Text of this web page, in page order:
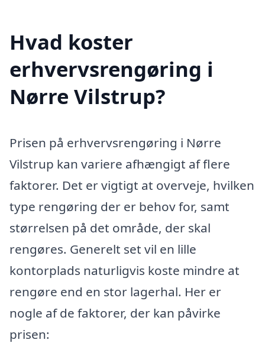
Hvad koster
erhvervsrengøring i
Nørre Vilstrup?
Prisen på erhvervsrengøring i Nørre
Vilstrup kan variere afhængigt af flere
faktorer. Det er vigtigt at overveje, hvilken
type rengøring der er behov for, samt
størrelsen på det område, der skal
rengøres. Generelt set vil en lille
kontorplads naturligvis koste mindre at
rengøre end en stor lagerhal. Her er
nogle af de faktorer, der kan påvirke
prisen: